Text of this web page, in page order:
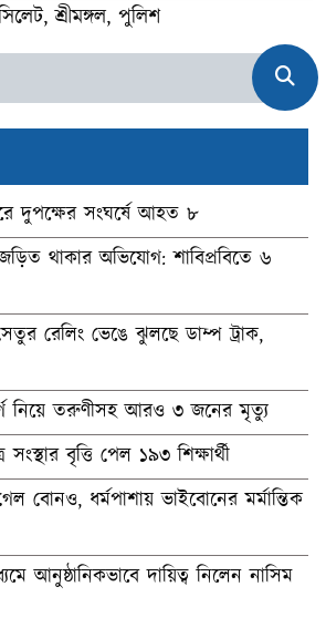
শ্রীমঙ্গল, পুলিশ
দুপক্ষের সংঘর্ষে আহত ৮
জড়িত থাকার অভিযোগ: শাবিপ্রবিতে ৬
রেলিং ভেঙে ঝুলছে ডাম্প ট্রাক,
নিয়ে তরুণীসহ আরও ৩ জনের মৃত্যু
সংস্থার বৃত্তি পেল ১৯৩ শিক্ষার্থী
বোনও, ধর্মপাশায় ভাইবোনের মর্মান্তিক
আনুষ্ঠানিকভাবে দায়িত্ব নিলেন নাসিম